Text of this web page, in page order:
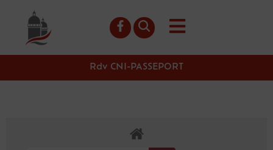
principal
Rdv CNI-PASSEPORT